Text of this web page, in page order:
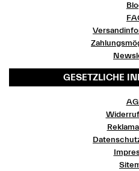
GESETZLICHE